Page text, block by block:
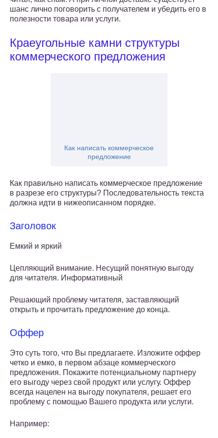
шанс лично поговорить с получателем и убедить его в
полезности товара или услуги.
Краеугольные камни структуры
коммерческого предложения
Как написать коммерческое
предложение
Как правильно написать коммерческое предложение
в разрезе его структуры? Последовательность текста
должна идти в нижеописанном порядке.
Заголовок
Емкий и яркий
Цепляющий внимание. Несущий понятную выгоду
для читателя. Информативный
Решающий проблему читателя, заставляющий
открыть и прочитать предложение до конца.
Оффер
Это суть того, что Вы предлагаете. Изложите оффер
четко и емко, в первом абзаце коммерческого
предложения. Покажите потенциальному партнеру
его выгоду через свой продукт или услугу. Оффер
всегда нацелен на выгоду покупателя, решает его
проблему с помощью Вашего продукта или услуги.
Например: